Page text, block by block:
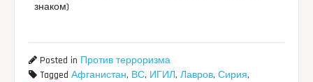
знаком)
Posted in Против терроризма
TaggedАфганистан, ВС, ИГИЛ,Лавров,Сирия,